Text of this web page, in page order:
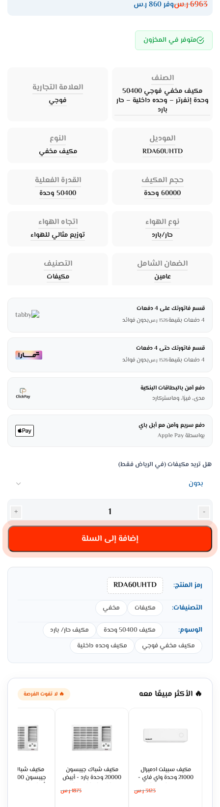
6963ر.سوفر 860 ر.س
متوفر في المخزون
الصنف
مكيف مخفي فوجي 50400
وحدة إنفرتر – وحده داخلية – حار
بارد
العلامة التجارية
فوجي
الموديل
RDA60UHTD
النوع
مكيف مخفي
حجم المكيف
60000 وحدة
القدرة الفعلية
50400 وحدة
نوع الهواء
حار/بارد
اتجاه الهواء
توزيع مثالي للهواء
الضمان الشامل
عامين
التصنيف
مكيفات
قسم فاتورتك على 4 دفعات
4 دفعات بقيمة
1526 ر.سبدون فوائد
قسم فاتورتك حتى 4 دفعات
4 دفعات بقيمة
1526 ر.سبدون فوائد
دفع آمن بالبطاقات البنكية
مدى، فيزا، وماستركارد
دفع سريع وآمن مع أبل باي
بواسطة Apple Pay
هل تريد مكيفات (في الرياض فقط)
-
+
إضافة إلى السلة
رمز المنتج: RDA60UHTD
التصنيفات: مكيفات مخفي
الوسوم: مكيف 50400 وحدة
مكيف حار/ بارد
مكيف مخفي فوجي
مكيف وحده داخلية
🔥 الأكثر مبيعًا معه 🔥 لا تفوت الفرصة
مكيف سبيلت ادميرال
21000 وحدة واي فاي -
3123ر.س
مكيف شباك جيبسون
20000 وحدة بارد - أبيض
GWAC24CFA02
1873ر.س
مكيف شباك بارد
أبيض GWAC18HFA02